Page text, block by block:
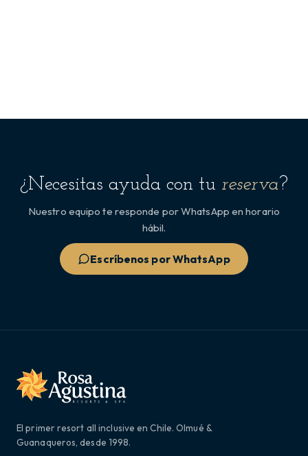
¿Necesitas ayuda con tu reserva?
Nuestro equipo te responde por WhatsApp en horario
hábil.
Escríbenos por WhatsApp
El primer resort all inclusive en Chile. Olmué &
Guanaqueros, desde 1998.